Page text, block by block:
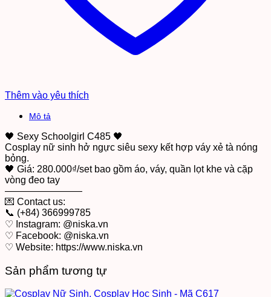
Thêm vào yêu thích
Mô tả
🖤 Sexy Schoolgirl C485 🖤
Cosplay nữ sinh hở ngực siêu sexy kết hợp váy xẻ tà nóng
bỏng.
🖤 Giá: 280.000₫/set bao gồm áo, váy, quần lọt khe và cặp
vòng đeo tay
————————
💌 Contact us:
📞 (+84) 366999785
♡ Instagram: @niska.vn
♡ Facebook: @niska.vn
♡ Website: https://www.niska.vn
Sản phẩm tương tự